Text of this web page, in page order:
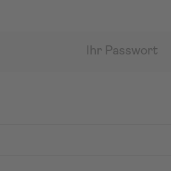
Ihr Passwort